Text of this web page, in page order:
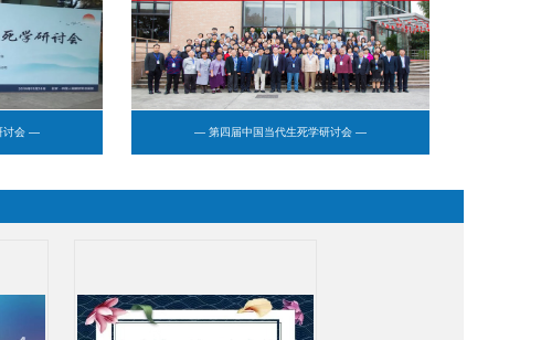
讨会 — — 第四届中国当代生死学研讨会 —